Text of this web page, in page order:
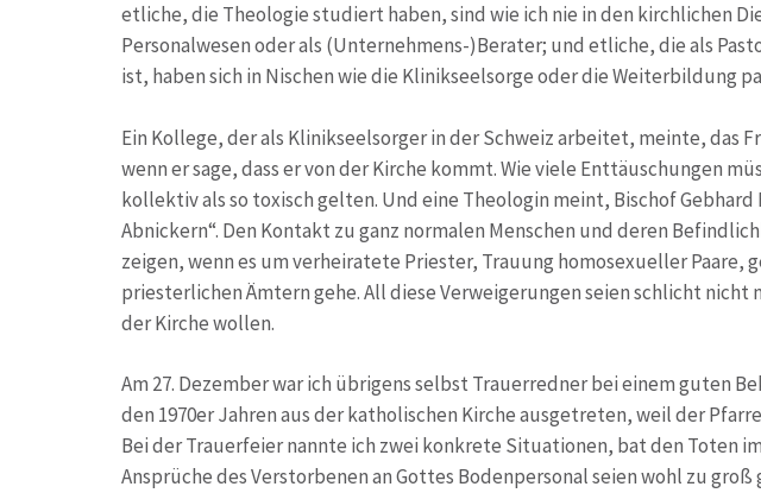
etliche, die Theologie studiert haben, sind wie ich nie in den kirchlichen
Personalwesen oder als (Unternehmens-)Berater; und etliche, die als
ist, haben sich in Nischen wie die Klinikseelsorge oder die Weiterbildung
Ein Kollege, der als Klinikseelsorger in der Schweiz arbeitet, meinte, das
wenn er sage, dass er von der Kirche kommt. Wie viele Enttäuschungen
kollektiv als so toxisch gelten. Und eine Theologin meint, Bischof
Abnickern“. Den Kontakt zu ganz normalen Menschen und deren
zeigen, wenn es um verheiratete Priester, Trauung homosexueller
priesterlichen Ämtern gehe. All diese Verweigerungen seien schlicht
der Kirche wollen.
Am 27. Dezember war ich übrigens selbst Trauerredner bei einem guten
den 1970er Jahren aus der katholischen Kirche ausgetreten, weil der
Bei der Trauerfeier nannte ich zwei konkrete Situationen, bat den Toten
Ansprüche des Verstorbenen an Gottes Bodenpersonal seien wohl zu